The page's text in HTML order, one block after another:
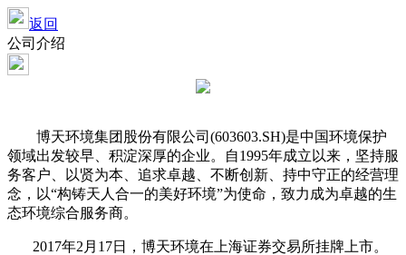
返回
公司介绍
博天环境集团股份有限公司(603603.SH)是中国环境保护
领域出发较早、积淀深厚的企业。自1995年成立以来，坚持服
务客户、以贤为本、追求卓越、不断创新、持中守正的经营理
念，以“构铸天人合一的美好环境”为使命，致力成为卓越的生
态环境综合服务商。
2017年2月17日，博天环境在上海证券交易所挂牌上市。